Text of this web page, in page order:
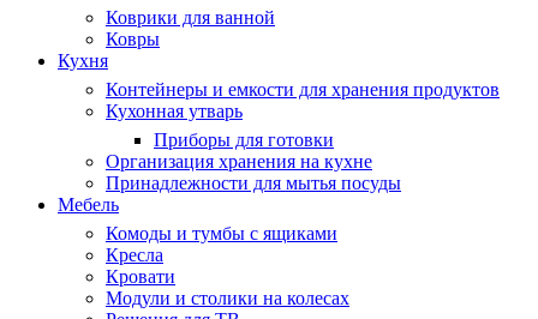
Коврики для ванной
Ковры
Кухня
Контейнеры и емкости для хранения продуктов
Кухонная утварь
Приборы для готовки
Организация хранения на кухне
Принадлежности для мытья посуды
Мебель
Комоды и тумбы с ящиками
Кресла
Кровати
Модули и столики на колесах